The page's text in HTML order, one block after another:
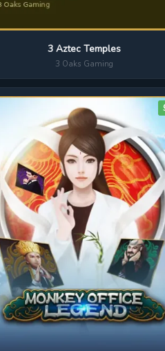
3 Aztec Temples
3 Oaks Gaming